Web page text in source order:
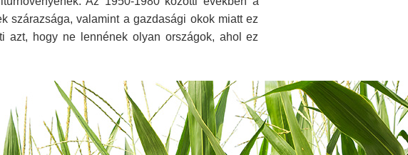
szárazsága, valamint a gazdasági okok miatt ez
azt, hogy ne lennének olyan országok, ahol ez